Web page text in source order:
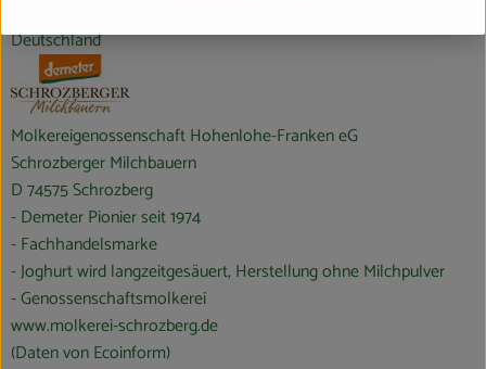
Deutschland
Molkereigenossenschaft Hohenlohe-Franken eG
Schrozberger Milchbauern
D 74575 Schrozberg
- Demeter Pionier seit 1974
- Fachhandelsmarke
- Joghurt wird langzeitgesäuert, Herstellung ohne Milchpulver
- Genossenschaftsmolkerei
www.molkerei-schrozberg.de
(Daten von Ecoinform)